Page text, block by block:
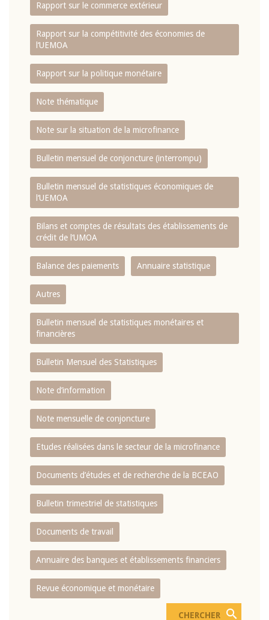
Rapport sur le commerce extérieur
Rapport sur la compétitivité des économies de
l‘UEMOA
Rapport sur la politique monétaire
Note thématique
Note sur la situation de la microfinance
Bulletin mensuel de conjoncture (interrompu)
Bulletin mensuel de statistiques économiques de
l‘UEMOA
Bilans et comptes de résultats des établissements de
crédit de l‘UMOA
Balance des paiements Annuaire statistique
Autres
Bulletin mensuel de statistiques monétaires et
financières
Bulletin Mensuel des Statistiques
Note d’information
Note mensuelle de conjoncture
Etudes réalisées dans le secteur de la microfinance
Documents d’études et de recherche de la BCEAO
Bulletin trimestriel de statistiques
Documents de travail
Annuaire des banques et établissements financiers
Revue économique et monétaire